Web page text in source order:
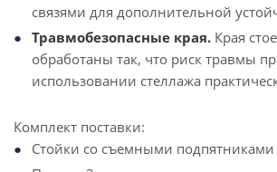
связями для дополнительной
Травмобезопасные края. Края
обработаны так, что риск травмы
использовании стеллажа
Комплект поставки:
Стойки со съемными подпятниками